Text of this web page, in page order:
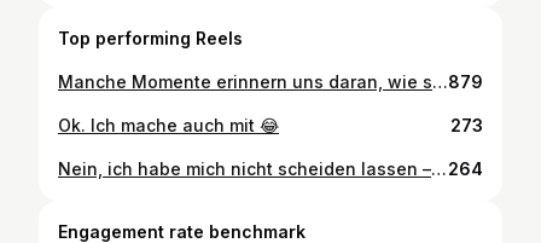
Top performing Reels
Manche Momente erinnern uns daran, wie schön das Leben ist – genau jetzt.879
Ok. Ich mache auch mit 😂 273
Nein, ich habe mich nicht scheiden lassen – und ja, der Herr Professor ist immer noch vergeben. 😉 Warum ich mir die Haare kurz schneiden ließ, hat einen ganz anderen Grund: Solidarität mit meiner Mama. Während ich mein Herzensprojekt – das Aesthetica Loft & Cryopoint – eröffnet habe, bekam meine Mama die Diagnose Brustkrebs. Eine aggressive Form, die uns alle erschüttert hat. Sie war immer eine Powerfrau, stark, gepflegt, stilbewusst. Und jetzt, durch die Chemotherapie, verliert sie ihre Haare – ein sichtbares Zeichen, das für sie besonders schwer ist. Also habe ich meine Haare abgeschnitten. Nicht, weil ich musste – sondern, weil sie nicht allein durch diese Veränderung gehen soll. Für mich war das eine Phase voller Angst, Sorgen, schlafloser Nächte und auch Momente, in denen ich alles hinschmeißen wollte. Aber ich habe gelernt: Was wirklich zählt, sind Familie, Gesundheit und echte Verbindungen. Dieser Haarschnitt ist mein sichtbares Zeichen für meine Mama. Für unsere gemeinsame Stärke. 💕 👉 Und jetzt frage ich euch: Wann habt ihr zuletzt bewusst innegehalten und euch gefragt, was im Leben wirklich wichtig ist? PS: Hypnose bei @alexanderpatzerhypnose Unbezahlte Werbung! Selbst gebucht, selbst bezahlt. Herzensempfehlung 🫶264
Engagement rate benchmark